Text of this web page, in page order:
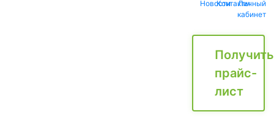
НовостиКонтактыЛичный
кабинет
Получить
прайс-
лист